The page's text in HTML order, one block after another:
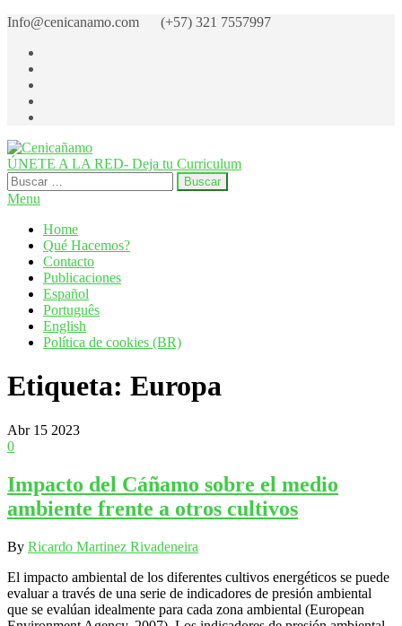
Skip
content
Info@cenicanamo.com (+57) 321 7557997
Cenicañamo
Centro de Investigación del Cañamo
ÚNETE A LA RED- Deja tu Curriculum
Buscar:
Menu
Home
Qué Hacemos?
Contacto
Publicaciones
Español
Português
English
Política de cookies (BR)
Etiqueta: Europa
Abr 15 2023
0
Impacto del Cáñamo sobre el medio
ambiente frente a otros cultivos
By Ricardo Martinez Rivadeneira
El impacto ambiental de los diferentes cultivos energéticos se puede
evaluar a través de una serie de indicadores de presión ambiental
que se evalúan idealmente para cada zona ambiental (European